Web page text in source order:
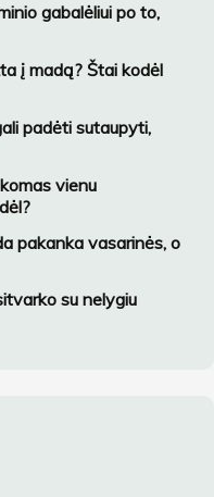
gabalėliui po to,
į madą? Štai kodėl
padėti sutaupyti,
vienu
pakanka vasarinės, o
su nelygiu